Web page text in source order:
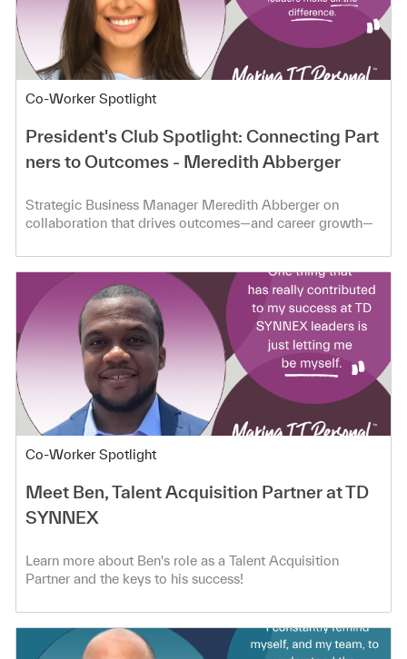
Category
Co-Worker Spotlight
President's Club Spotlight: Connecting Part
ners to Outcomes - Meredith Abberger
Strategic Business Manager Meredith Abberger on
collaboration that drives outcomes—and career growth—
Category
Co-Worker Spotlight
Meet Ben, Talent Acquisition Partner at TD
SYNNEX
Learn more about Ben's role as a Talent Acquisition
Partner and the keys to his success!